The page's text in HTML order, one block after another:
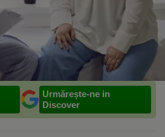
Urmărește-ne in
Discover